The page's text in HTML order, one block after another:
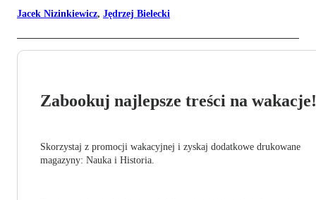
Jacek Nizinkiewicz, Jędrzej Bielecki
Zabookuj najlepsze treści na wakacje!
Skorzystaj z promocji wakacyjnej i zyskaj dodatkowe drukowane
magazyny: Nauka i Historia.